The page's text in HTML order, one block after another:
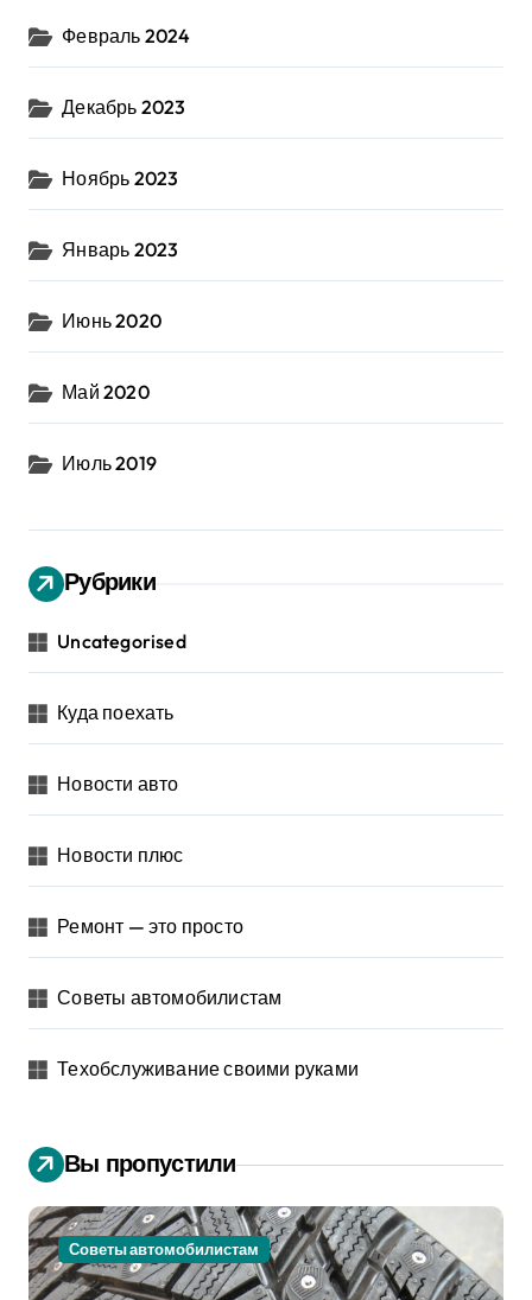
Февраль 2024
Декабрь 2023
Ноябрь 2023
Январь 2023
Июнь 2020
Май 2020
Июль 2019
Рубрики
Uncategorised
Куда поехать
Новости авто
Новости плюс
Ремонт — это просто
Советы автомобилистам
Техобслуживание своими руками
Вы пропустили
Советы автомобилистам